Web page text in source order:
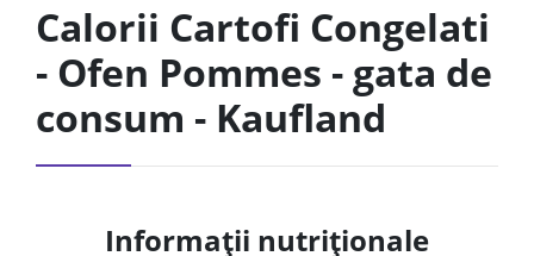
Calorii Cartofi Congelati
- Ofen Pommes - gata de
consum - Kaufland
Informații nutriționale